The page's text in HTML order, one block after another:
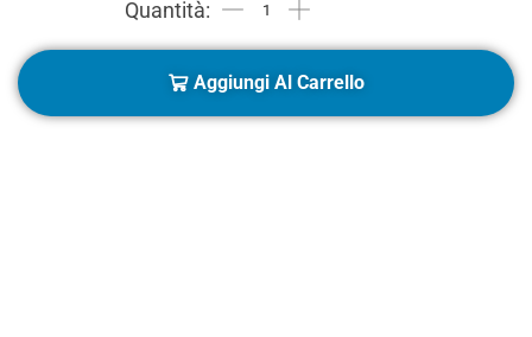
Aggiungi Al Carrello